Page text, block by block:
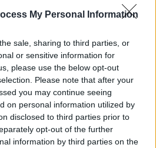
My Personal Information
sale, sharing to third parties, or
or sensitive information for
please use the below opt-out
Please note that after your
you may continue seeing
on personal information utilized by
disclosed to third parties prior to
opt-out of the further
information by third parties on the